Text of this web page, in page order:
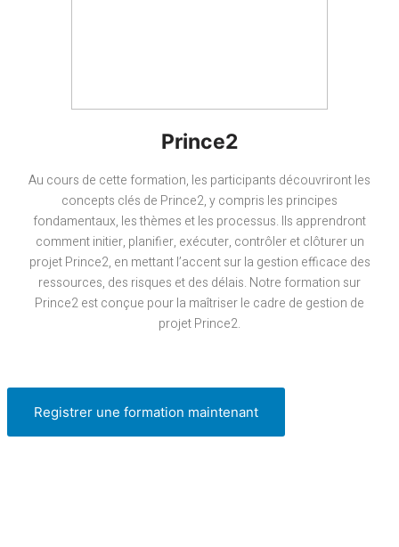
Prince2
Au cours de cette formation, les participants découvriront les
concepts clés de Prince2, y compris les principes
fondamentaux, les thèmes et les processus. Ils apprendront
comment initier, planifier, exécuter, contrôler et clôturer un
projet Prince2, en mettant l’accent sur la gestion efficace des
ressources, des risques et des délais. Notre formation sur
Prince2 est conçue pour la maîtriser le cadre de gestion de
projet Prince2.
Registrer une formation maintenant